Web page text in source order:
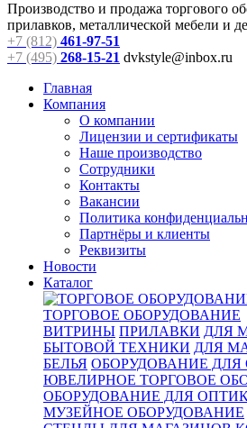
Производство и продажа торгового
прилавков, металлической мебели и
+7 (812) 461-97-51
+7 (495) 268-15-21 dvkstyle@inbox.ru
Главная
Компания
О компании
Лицензии и сертификаты
Наше производство
Сотрудники
Контакты
Вакансии
Политика
Партнёры и клиенты
Реквизиты
Новости
Каталог
ТОРГОВОЕ ОБОРУДОВАНИЕ
ВИТРИНЫ ПРИЛАВКИ ДЛЯ
БЫТОВОЙ ТЕХНИКИ ДЛЯ
БЕЛЬЯ ОБОРУДОВАНИЕ
ЮВЕЛИРНОЕ ТОРГОВОЕ
ОБОРУДОВАНИЕ ДЛЯ
МУЗЕЙНОЕ ОБОРУДОВАНИЕ